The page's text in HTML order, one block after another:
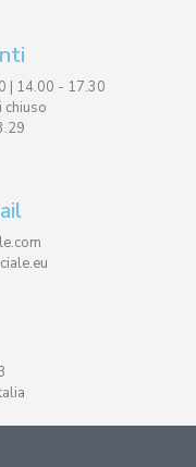
| 14.00 - 17.30
chiuso